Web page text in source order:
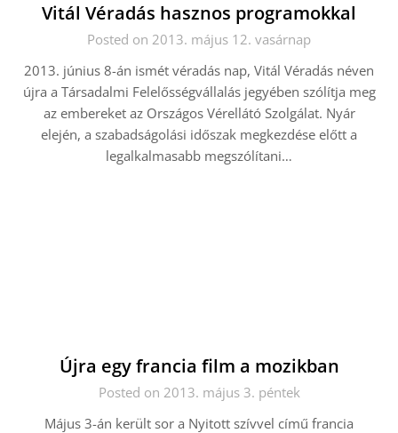
Vitál Véradás hasznos programokkal
Posted on 2013. május 12. vasárnap
2013. június 8-án ismét véradás nap, Vitál Véradás néven
újra a Társadalmi Felelősségvállalás jegyében szólítja meg
az embereket az Országos Vérellátó Szolgálat. Nyár
elején, a szabadságolási időszak megkezdése előtt a
legalkalmasabb megszólítani…
Újra egy francia film a mozikban
Posted on 2013. május 3. péntek
Május 3-án került sor a Nyitott szívvel című francia